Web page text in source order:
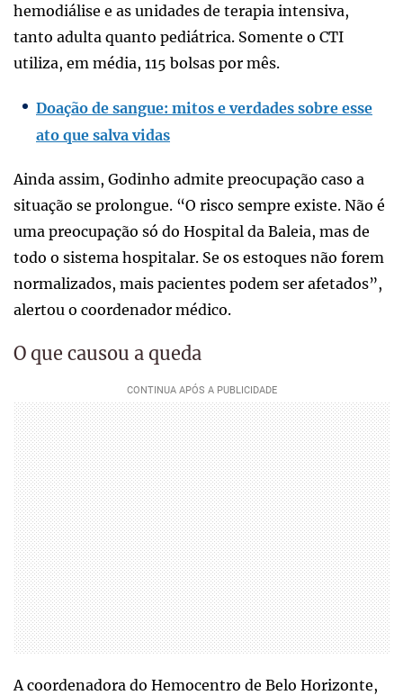
hemodiálise e as unidades de terapia intensiva,
tanto adulta quanto pediátrica. Somente o CTI
utiliza, em média, 115 bolsas por mês.
Doação de sangue: mitos e verdades sobre esse
ato que salva vidas
Ainda assim, Godinho admite preocupação caso a
situação se prolongue. “O risco sempre existe. Não é
uma preocupação só do Hospital da Baleia, mas de
todo o sistema hospitalar. Se os estoques não forem
normalizados, mais pacientes podem ser afetados”,
alertou o coordenador médico.
O que causou a queda
A coordenadora do Hemocentro de Belo Horizonte,